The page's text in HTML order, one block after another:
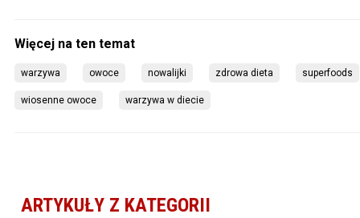
warzywa owoce nowalijki zdrowa dieta superfoods
wiosenne owoce warzywa w diecie
ARTYKUŁY Z KATEGORII